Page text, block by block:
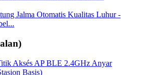
Jalma Otomatis Kualitas Luhur -